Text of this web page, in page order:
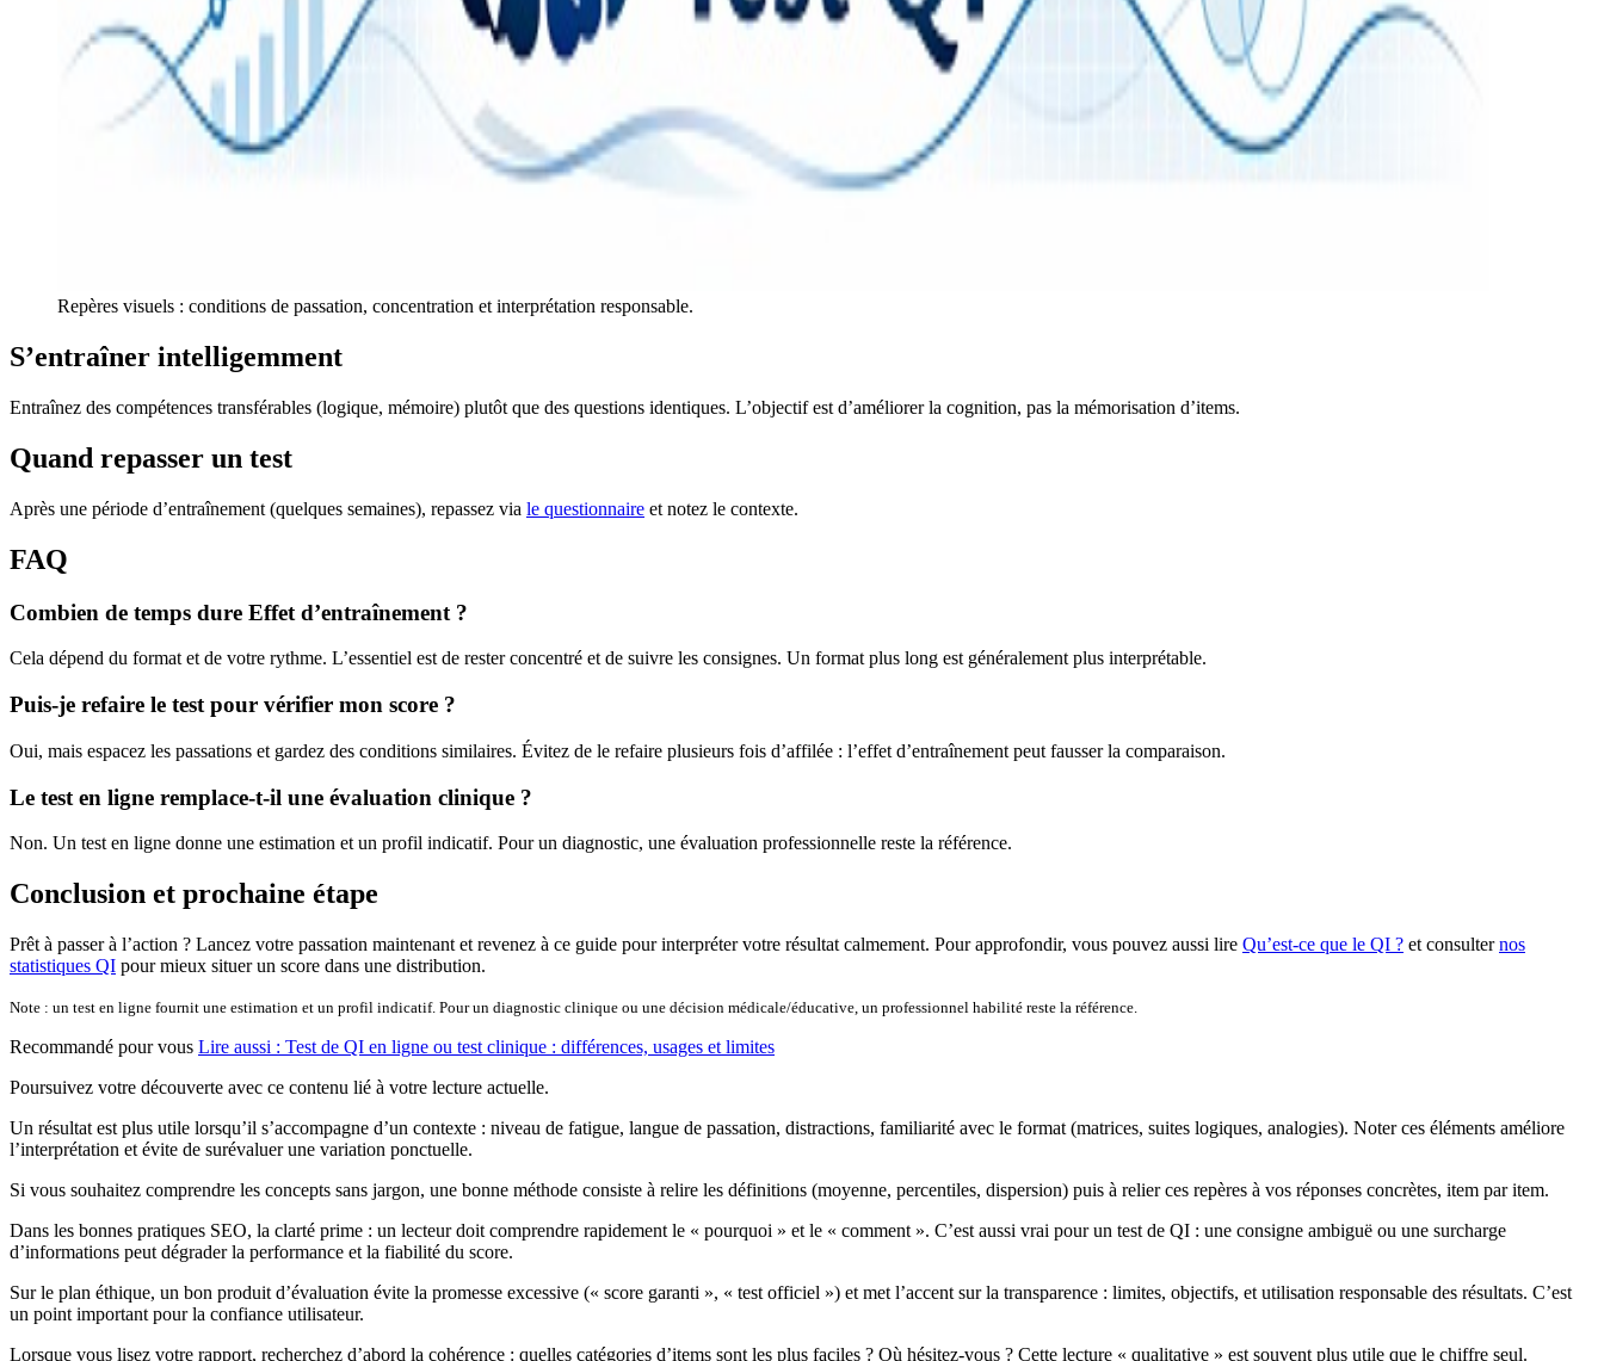
Repères visuels : conditions de passation, concentration et interprétation responsable.
S’entraîner intelligemment
Entraînez des compétences transférables (logique, mémoire) plutôt que des questions identiques. L’objectif est d’améliorer la cognition, pas la mémorisation d’items.
Quand repasser un test
Après une période d’entraînement (quelques semaines), repassez via le questionnaire et notez le contexte.
FAQ
Combien de temps dure Effet d’entraînement ?
Cela dépend du format et de votre rythme. L’essentiel est de rester concentré et de suivre les consignes. Un format plus long est généralement plus interprétable.
Puis-je refaire le test pour vérifier mon score ?
Oui, mais espacez les passations et gardez des conditions similaires. Évitez de le refaire plusieurs fois d’affilée : l’effet d’entraînement peut fausser la comparaison.
Le test en ligne remplace-t-il une évaluation clinique ?
Non. Un test en ligne donne une estimation et un profil indicatif. Pour un diagnostic, une évaluation professionnelle reste la référence.
Conclusion et prochaine étape
Prêt à passer à l’action ? Lancez votre passation maintenant et revenez à ce guide pour interpréter votre résultat calmement. Pour approfondir, vous pouvez aussi lire Qu’est-ce que le QI ? et consulternos
statistiques QI pour mieux situer un score dans une distribution.
Note : un test en ligne fournit une estimation et un profil indicatif. Pour un diagnostic clinique ou une décision médicale/éducative, un professionnel habilité reste la référence.
Recommandé pour vous Lire aussi : Test de QI en ligne ou test clinique : différences, usages et limites
Poursuivez votre découverte avec ce contenu lié à votre lecture actuelle.
Un résultat est plus utile lorsqu’il s’accompagne d’un contexte : niveau de fatigue, langue de passation, distractions, familiarité avec le format (matrices, suites logiques, analogies). Noter ces éléments améliore
l’interprétation et évite de surévaluer une variation ponctuelle.
Si vous souhaitez comprendre les concepts sans jargon, une bonne méthode consiste à relire les définitions (moyenne, percentiles, dispersion) puis à relier ces repères à vos réponses concrètes, item par item.
Dans les bonnes pratiques SEO, la clarté prime : un lecteur doit comprendre rapidement le « pourquoi » et le « comment ». C’est aussi vrai pour un test de QI : une consigne ambiguë ou une surcharge
d’informations peut dégrader la performance et la fiabilité du score.
Sur le plan éthique, un bon produit d’évaluation évite la promesse excessive (« score garanti », « test officiel ») et met l’accent sur la transparence : limites, objectifs, et utilisation responsable des résultats. C’est
un point important pour la confiance utilisateur.
Lorsque vous lisez votre rapport, recherchez d’abord la cohérence : quelles catégories d’items sont les plus faciles ? Où hésitez-vous ? Cette lecture « qualitative » est souvent plus utile que le chiffre seul.